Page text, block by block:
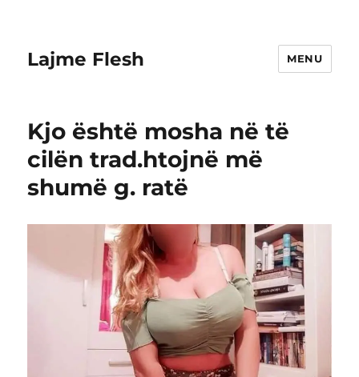
Lajme Flesh MENU
Kjo është mosha në të
cilën trad.htojnë më
shumë g. ratë